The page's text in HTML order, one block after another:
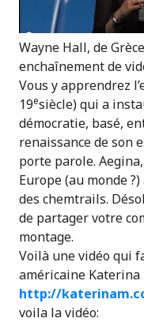
Wayne Hall, de
enchaînement de
Vous y apprendrez
19esiècle) qui a
démocratie, basé,
renaissance de son
porte parole.
Europe (au monde
des chemtrails.
de partager votre
montage.
Voilà une vidéo qui
américaine Katerina
http://
voila la vidéo: